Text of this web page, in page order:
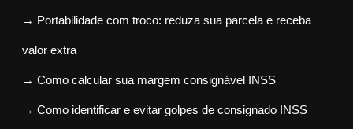
→ Portabilidade com troco: reduza sua parcela e receba
valor extra
→ Como calcular sua margem consignável INSS
→ Como identificar e evitar golpes de consignado INSS